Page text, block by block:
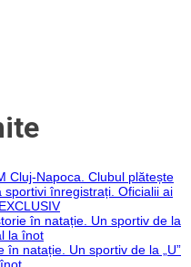
Cluj-Napoca. Clubul plătește
înregistrați. Oficialii ai
în natație. Un sportiv de la
la înot
în natație. Un sportiv de la „U”